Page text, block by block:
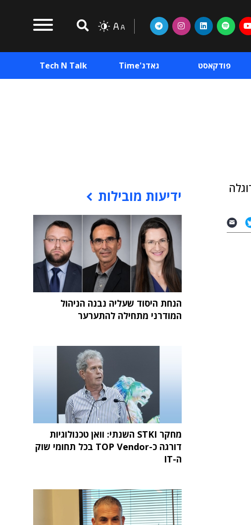
פודקאסט גאדג'Time Tech N Talk
ידיעות מובילות
הנחת היסוד שעליה נבנה הניהול
המודרני מתחילה להתערער
מחקר STKI השנתי: וואן טכנולוגיות
דורגה כ-TOP Vendor בכל תחומי שוק
ה-IT